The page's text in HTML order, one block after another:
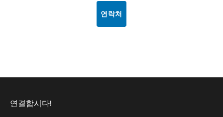
연락처
연결합시다!